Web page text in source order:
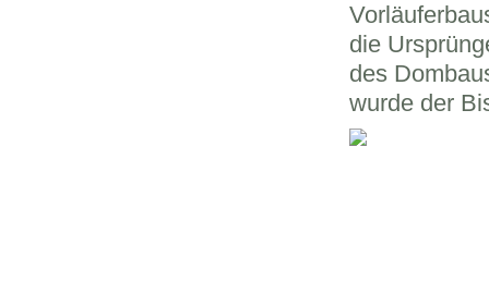
die
des
wurde der